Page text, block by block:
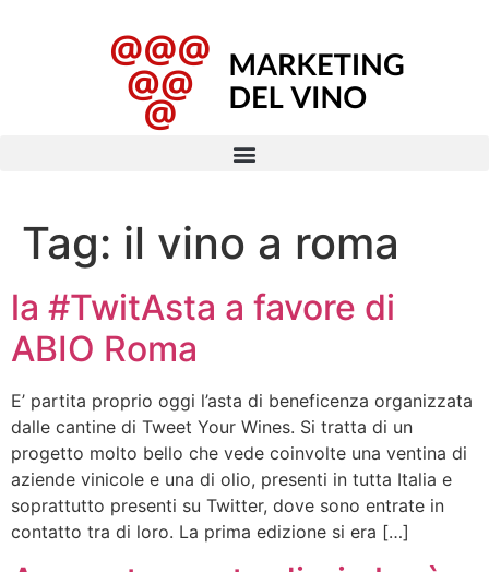
Tag: il vino a roma
la #TwitAsta a favore di
ABIO Roma
E’ partita proprio oggi l’asta di beneficenza organizzata
dalle cantine di Tweet Your Wines. Si tratta di un
progetto molto bello che vede coinvolte una ventina di
aziende vinicole e una di olio, presenti in tutta Italia e
soprattutto presenti su Twitter, dove sono entrate in
contatto tra di loro. La prima edizione si era […]